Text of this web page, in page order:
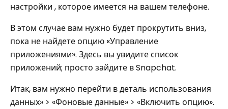
настройки , которое имеется на вашем телефоне.
В этом случае вам нужно будет прокрутить вниз,
пока не найдете опцию «Управление
приложениями». Здесь вы увидите список
приложений; просто зайдите в Snapchat.
Итак, вам нужно перейти в деталь использования
данных» > «Фоновые данные» > «Включить опцию».